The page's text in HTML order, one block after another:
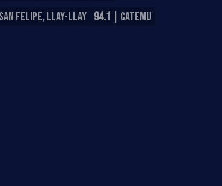
FELIPE, LLAY-LLAY 94.1 | CATEMU